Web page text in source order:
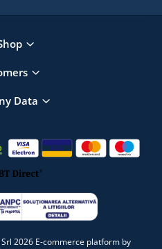
Data
2026 E-commerce platform by